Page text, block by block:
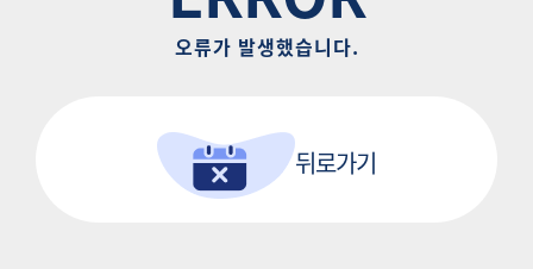
오류가 발생했습니다.
뒤로가기